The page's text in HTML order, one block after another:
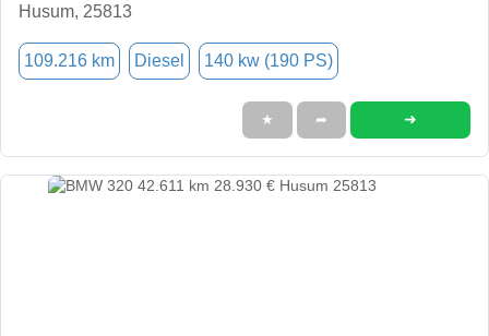
Husum, 25813
109.216 km Diesel 140 kw (190 PS)
★ ➦ ➜